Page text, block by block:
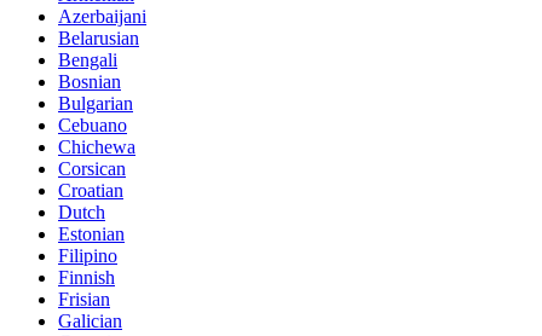
Azerbaijani
Belarusian
Bengali
Bosnian
Bulgarian
Cebuano
Chichewa
Corsican
Croatian
Dutch
Estonian
Filipino
Finnish
Frisian
Galician